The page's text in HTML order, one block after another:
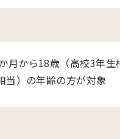
月から18歳（高校3年生
）の年齢の方が対象